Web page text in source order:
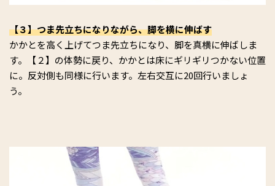
【３】つま先立ちになりながら、脚を横に伸ばす
かかとを高く上げてつま先立ちになり、脚を真横に伸ばしま
す。【２】の体勢に戻り、かかとは床にギリギリつかない位置
に。反対側も同様に行います。左右交互に20回行いましょ
う。